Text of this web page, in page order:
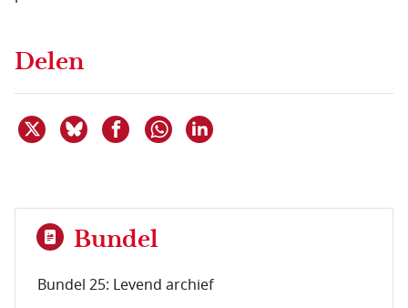
Delen
Deel dit item op X
Deel dit item op Bluesky
Deel dit item op Facebook
Delen via WhatsApp
Bundel
Bundel 25: Levend archief